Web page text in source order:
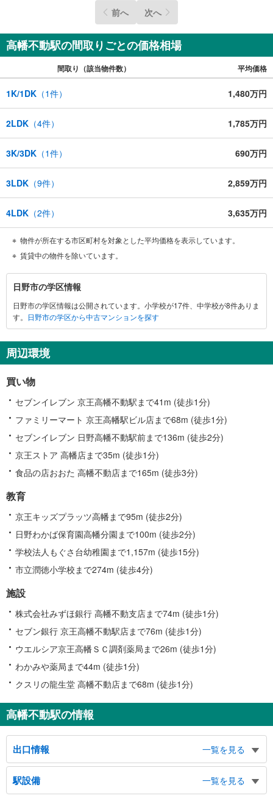
前へ 次へ
高幡不動駅の間取りごとの価格相場
間取り（該当物件数） 平均価格
1K/1DK （1件） 1,480万円
2LDK （4件） 1,785万円
3K/3DK （1件） 690万円
3LDK （9件） 2,859万円
4LDK （2件） 3,635万円
物件が所在する市区町村を対象とした平均価格を表示しています。
賃貸中の物件を除いています。
日
野
市
に
す
る
報
日野市の学区情報
日野市の学区情報は公開されています。小学校が17件、中学校が8件ありま
す。 日野市の学区から中古マンションを探す
周辺環境
買い物
セブンイレブン 京王高幡不動駅まで41m (徒歩1分)
ファミリーマート 京王高幡駅ビル店まで68m (徒歩1分)
セブンイレブン 日野高幡不動駅前まで136m (徒歩2分)
京王ストア 高幡店まで35m (徒歩1分)
食品の店おおた 高幡不動店まで165m (徒歩3分)
教育
京王キッズプラッツ高幡まで95m (徒歩2分)
日野わかば保育園高幡分園まで100m (徒歩2分)
学校法人もぐさ台幼稚園まで1,157m (徒歩15分)
市立潤徳小学校まで274m (徒歩4分)
施設
株式会社みずほ銀行 高幡不動支店まで74m (徒歩1分)
セブン銀行 京王高幡不動駅店まで76m (徒歩1分)
ウエルシア京王高幡ＳＣ調剤薬局まで26m (徒歩1分)
わかみや薬局まで44m (徒歩1分)
クスリの龍生堂 高幡不動店まで68m (徒歩1分)
高幡不動駅の情報
出口情報
一覧を見る
北口（京王）
高畑 新井 万願寺 三沢方面、日野税務署、日野高校、浅川
南口（京王）
駅設備
一覧を見る